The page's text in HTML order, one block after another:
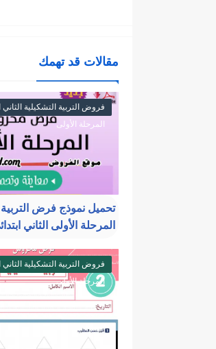
مقالات قد تهمك
فروض التربية التشكيلية الثاني
المرحلة الأولى
تحميل نموذج فرض التربية
المرحلة الأولى الثاني ابتدائي
فروض التربية التشكيلية الثاني
المرحلة الأولى